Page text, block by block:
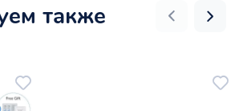
также